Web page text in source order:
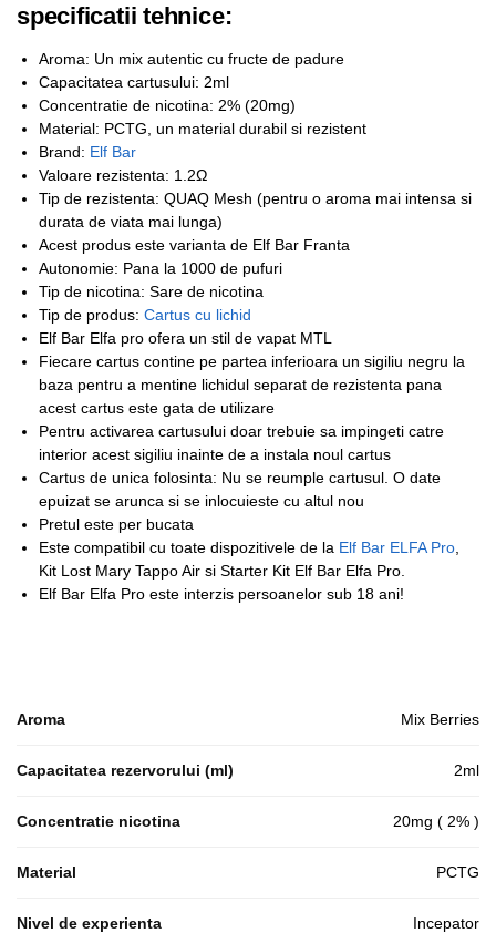
specificatii tehnice:
Aroma: Un mix autentic cu fructe de padure
Capacitatea cartusului: 2ml
Concentratie de nicotina: 2% (20mg)
Material: PCTG, un material durabil si rezistent
Brand: Elf Bar
Valoare rezistenta: 1.2Ω
Tip de rezistenta: QUAQ Mesh (pentru o aroma mai intensa si
durata de viata mai lunga)
Acest produs este varianta de Elf Bar Franta
Autonomie: Pana la 1000 de pufuri
Tip de nicotina: Sare de nicotina
Tip de produs: Cartus cu lichid
Elf Bar Elfa pro ofera un stil de vapat MTL
Fiecare cartus contine pe partea inferioara un sigiliu negru la
baza pentru a mentine lichidul separat de rezistenta pana
acest cartus este gata de utilizare
Pentru activarea cartusului doar trebuie sa impingeti catre
interior acest sigiliu inainte de a instala noul cartus
Cartus de unica folosinta: Nu se reumple cartusul. O date
epuizat se arunca si se inlocuieste cu altul nou
Pretul este per bucata
Este compatibil cu toate dispozitivele de la Elf Bar ELFA Pro
Kit Lost Mary Tappo Air si Starter Kit Elf Bar Elfa Pro.
Elf Bar Elfa Pro este interzis persoanelor sub 18 ani!
Aroma Mix Berries
Capacitatea rezervorului (ml) 2ml
Concentratie nicotina 20mg ( 2% )
Material PCTG
Nivel de experienta Incepator